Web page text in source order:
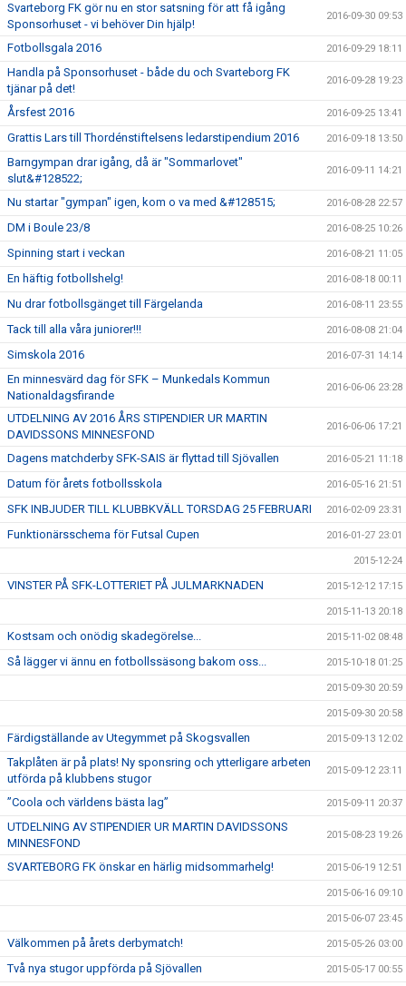
Svarteborg FK gör nu en stor satsning för att få igång
Sponsorhuset - vi behöver Din hjälp!
2016-09-30 09:53
Fotbollsgala 2016 2016-09-29 18:11
Handla på Sponsorhuset - både du och Svarteborg FK
tjänar på det!
2016-09-28 19:23
Årsfest 2016 2016-09-25 13:41
Grattis Lars till Thordénstiftelsens ledarstipendium 2016 2016-09-18 13:50
Barngympan drar igång, då är "Sommarlovet"
slut&#128522;
2016-09-11 14:21
Nu startar "gympan" igen, kom o va med &#128515; 2016-08-28 22:57
DM i Boule 23/8 2016-08-25 10:26
Spinning start i veckan 2016-08-21 11:05
En häftig fotbollshelg! 2016-08-18 00:11
Nu drar fotbollsgänget till Färgelanda 2016-08-11 23:55
Tack till alla våra juniorer!!! 2016-08-08 21:04
Simskola 2016 2016-07-31 14:14
En minnesvärd dag för SFK – Munkedals Kommun
Nationaldagsfirande
2016-06-06 23:28
UTDELNING AV 2016 ÅRS STIPENDIER UR MARTIN
DAVIDSSONS MINNESFOND
2016-06-06 17:21
Dagens matchderby SFK-SAIS är flyttad till Sjövallen 2016-05-21 11:18
Datum för årets fotbollsskola 2016-05-16 21:51
SFK INBJUDER TILL KLUBBKVÄLL TORSDAG 25 FEBRUARI 2016-02-09 23:31
Funktionärsschema för Futsal Cupen 2016-01-27 23:01
2015-12-24
VINSTER PÅ SFK-LOTTERIET PÅ JULMARKNADEN 2015-12-12 17:15
2015-11-13 20:18
Kostsam och onödig skadegörelse... 2015-11-02 08:48
Så lägger vi ännu en fotbollssäsong bakom oss... 2015-10-18 01:25
2015-09-30 20:59
2015-09-30 20:58
Färdigställande av Utegymmet på Skogsvallen 2015-09-13 12:02
Takplåten är på plats! Ny sponsring och ytterligare arbeten
utförda på klubbens stugor
2015-09-12 23:11
”Coola och världens bästa lag” 2015-09-11 20:37
UTDELNING AV STIPENDIER UR MARTIN DAVIDSSONS
MINNESFOND
2015-08-23 19:26
SVARTEBORG FK önskar en härlig midsommarhelg! 2015-06-19 12:51
2015-06-16 09:10
2015-06-07 23:45
Välkommen på årets derbymatch! 2015-05-26 03:00
Två nya stugor uppförda på Sjövallen 2015-05-17 00:55